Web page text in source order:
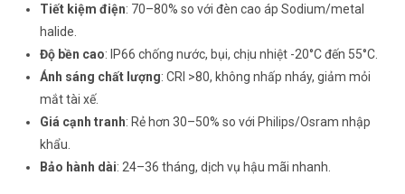
Tiết kiệm điện: 70–80% so với đèn cao áp Sodium/metal
halide.
Độ bền cao: IP66 chống nước, bụi, chịu nhiệt -20°C đến 55°C.
Ánh sáng chất lượng: CRI >80, không nhấp nháy, giảm mỏi
mắt tài xế.
Giá cạnh tranh: Rẻ hơn 30–50% so với Philips/Osram nhập
khẩu.
Bảo hành dài: 24–36 tháng, dịch vụ hậu mãi nhanh.